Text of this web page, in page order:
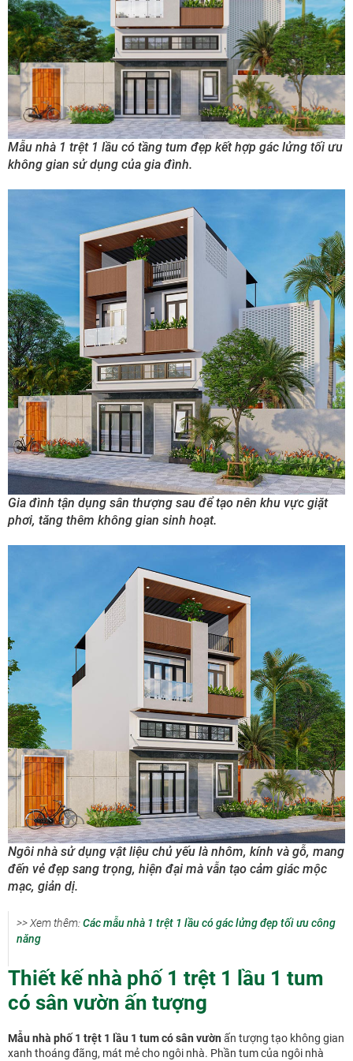
Mẫu nhà 1 trệt 1 lầu có tầng tum đẹp kết hợp gác lửng tối ưu
không gian sử dụng của gia đình.
Gia đình tận dụng sân thượng sau để tạo nên khu vực giặt
phơi, tăng thêm không gian sinh hoạt.
Ngôi nhà sử dụng vật liệu chủ yếu là nhôm, kính và gỗ, mang
đến vẻ đẹp sang trọng, hiện đại mà vẫn tạo cảm giác mộc
mạc, giản dị.
>> Xem thêm:Các mẫu nhà 1 trệt 1 lầu có gác lửng đẹp tối ưu công
năng
Thiết kế nhà phố 1 trệt 1 lầu 1 tum
có sân vườn ấn tượng
Mẫu nhà phố 1 trệt 1 lầu 1 tum có sân vườn ấn tượng tạo không gian
xanh thoáng đãng, mát mẻ cho ngôi nhà. Phần tum của ngôi nhà